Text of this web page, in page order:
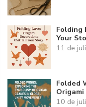
Folding
Your
11 de
Folded
10 de